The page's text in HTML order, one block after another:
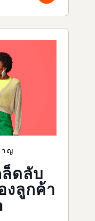
าญ
ล็ดลับ
งลูกค้า